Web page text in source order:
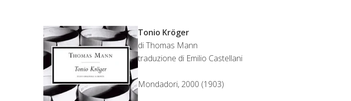
Tonio Kröger
di Thomas Mann
traduzione di Emilio Castellani
Mondadori, 2000 (1903)